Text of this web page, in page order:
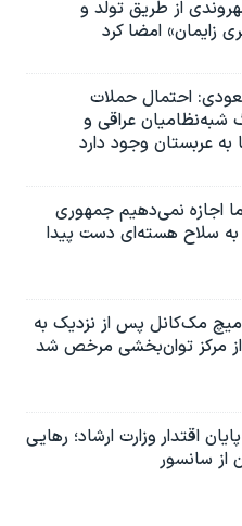
از طریق تولد و
زایمان» امضا کرد
احتمال حملات
شبه‌نظامیان عراقی و
عربستان وجود دارد
اجازه نمی‌دهیم جمهوری
به سلاح هسته‌ای دست پیدا
میچ مک‌کانل پس از نزدیک به
مرکز توان‌بخشی مرخص شد
اقتدار وزارت ارشاد؛ رهایی
از سانسور